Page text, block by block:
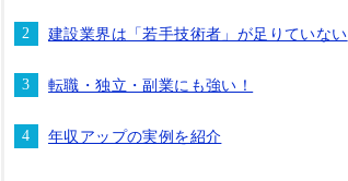
建設業界は「若手技術者」が足りていない
転職・独立・副業にも強い！
年収アップの実例を紹介